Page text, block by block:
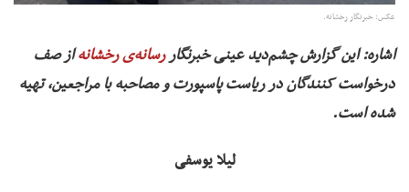
عکس: خبرنگار رخشانه.
اشاره:‌ این گزارش چشم‌دید عینی خبرنگاررسانه‌ی رخشانهاز صف
درخواست کنندگان در ریاست پاسپورت و مصاحبه با مراجعین، تهیه
شده است.
لیلا یوسفی